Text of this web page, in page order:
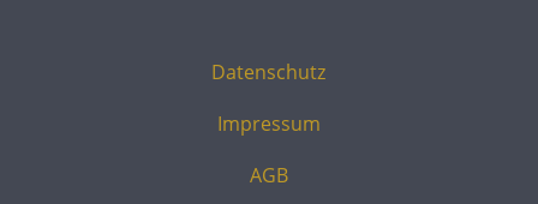
Datenschutz
Impressum
AGB